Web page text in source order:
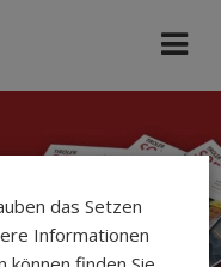
das Setzen
Informationen